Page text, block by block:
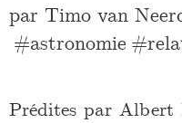
par Timo van
astronomie
Prédites par Albert